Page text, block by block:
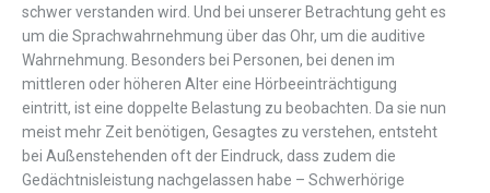
schwer verstanden wird. Und bei unserer Betrachtung geht es
um die Sprachwahrnehmung über das Ohr, um die auditive
Wahrnehmung. Besonders bei Personen, bei denen im
mittleren oder höheren Alter eine Hörbeeinträchtigung
eintritt, ist eine doppelte Belastung zu beobachten. Da sie nun
meist mehr Zeit benötigen, Gesagtes zu verstehen, entsteht
bei Außenstehenden oft der Eindruck, dass zudem die
Gedächtnisleistung nachgelassen habe – Schwerhörige